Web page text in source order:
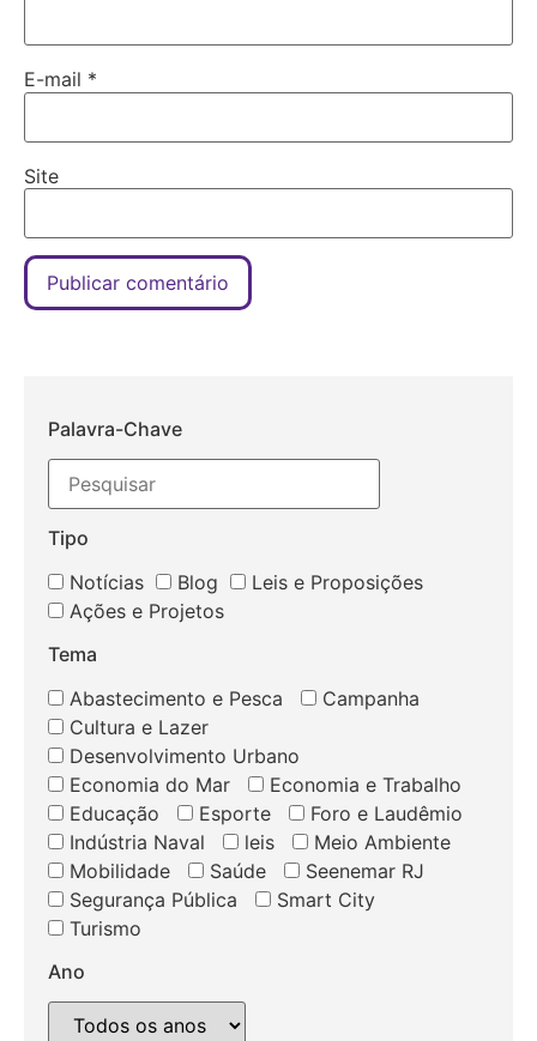
E-mail *
Site
Palavra-Chave
Tipo
Notícias
Blog
Leis e Proposições
Ações e Projetos
Tema
Abastecimento e Pesca
Campanha
Cultura e Lazer
Desenvolvimento Urbano
Economia do Mar
Economia e Trabalho
Educação
Esporte
Foro e Laudêmio
Indústria Naval
leis
Meio Ambiente
Mobilidade
Saúde
Seenemar RJ
Segurança Pública
Smart City
Turismo
Ano